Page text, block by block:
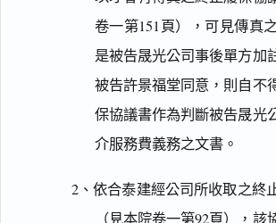
卷一第151頁），可見傳真
是被告晟光公司事後單方加
被告許景福堂同意，則自不
保協議書作為判斷被告晟光
介服務費義務之文書。
2、依合泰建經公司所收取之終
（見本院卷一第92頁），該